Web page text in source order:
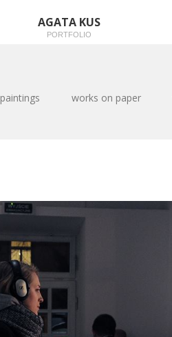
AGATA KUS
PORTFOLIO
paintings works on paper